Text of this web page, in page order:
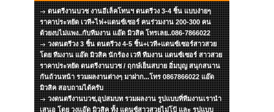
ดนตรีงานบวช งานอีเล็คโทนฯ ดนตรีวง 3-4 ชิ้น แบบง่ายๆ
ราคาประหยัด เวที+ไฟ+แดนซ์เซอร์ คนร่วมงาน 200-300 คน
ด้วยงบไม่แพง..กับทีมงาน แอ๊ด มิวสิค โทรเลย..086-7866022
วงดนตรีวง 3 ชิ้น ดนตรีวง 4-5 ชิ้น+เวที+แดนซ์เซอร์สาวสวย
โดย ทีมงาน แอ๊ด มิวสิค นักร้อง เวที ทีมงาน แดนซ์เซอร์ สาวสวย
ราคาประหยัด ดนตรีงานบวช / ฤกษ์เย็นสบาย อิ่มบุญ สนุกสนาน
กันถ้วนหน้า รวมผลงานต่างๆ มาฝาก...โทร 0867866022 แอ๊ด
มิวสิค สอบถามได้ครับ
วงดนตรีงานบวช,อุปสมบท รวมผลงาน รูปแบบที่ทีมงานเรานำ
เสนอ โดย วงแอ๊ด มิวสิค ทั้ง แดนซ์สาวสวยไม่โป้ และ รูปแบบ